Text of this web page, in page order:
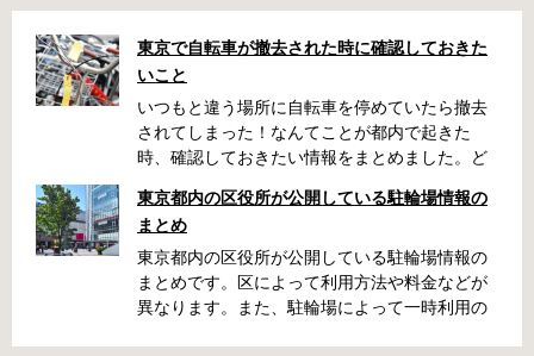
東京で自転車が撤去された時に確認しておきた
いこと
いつもと違う場所に自転車を停めていたら撤去
されてしまった！なんてことが都内で起きた
時、確認しておきたい情報をまとめました。ど
くらい？なんて疑問が浮かぶかと思います。事
前に確認していざという時対処しましょう。 千
代田区 / 新宿区 / 品川区 / 港区 / 中央区 / 大田区
/ 北区 / 墨田区 / 渋谷区 / 葛飾区 千代田区で撤去
された場合 猿楽町保管場所 住所 千代田区神田
東京都内の区役所が公開している駐輪場情報の
まとめ
東京都内の区役所が公開している駐輪場情報の
まとめです。区によって利用方法や料金などが
異なります。また、駐輪場によって一時利用の